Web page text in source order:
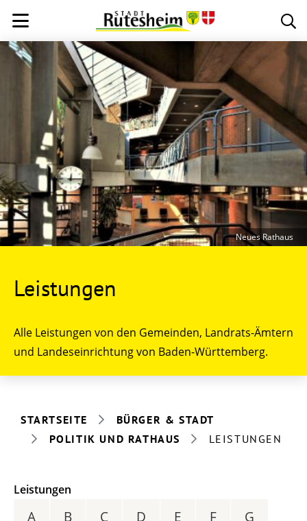
Leistungen
Alle Leistungen von den Gemeinden, Landrats-Ämtern
und Landeseinrichtung von Baden-Württemberg.
Neues Rathaus
STARTSEITE
BÜRGER & STADT
POLITIK UND RATHAUS
LEISTUNGEN
Leistungen
A B C D E F G